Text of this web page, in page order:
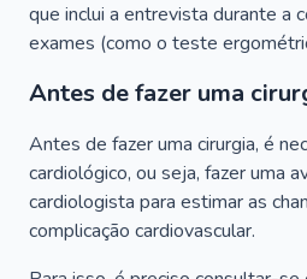
que inclui a entrevista durante a
exames (como o teste
Antes de fazer uma
Antes de fazer uma cirurgia, é
cardiológico, ou seja, fazer uma
cardiologista para estimar as
complicação cardiovascular.